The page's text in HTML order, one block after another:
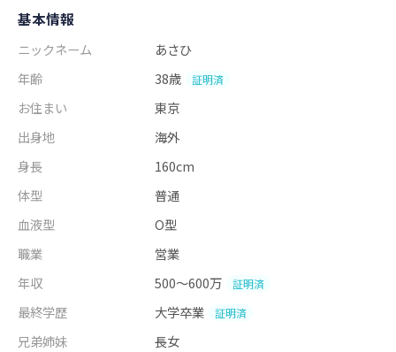
基本情報
ニックネーム
あさひ
年齢
38歳 証明済
お住まい
東京
出身地
海外
身長
160cm
体型
普通
血液型
O型
職業
営業
年収
500～600万 証明済
最終学歴 大学卒業 証明済
兄弟姉妹
長女